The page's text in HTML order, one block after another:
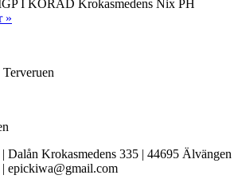
I KORAD Krokasmedens Nix PH
»
Dalån Krokasmedens 335 | 44695 Älvängen
| epickiwa@gmail.com